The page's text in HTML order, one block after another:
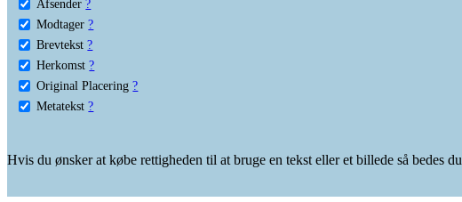
Afsender ?
Modtager ?
Brevtekst ?
Herkomst ?
Original Placering ?
Metatekst ?
Hvis du ønsker at købe rettigheden til at bruge en tekst eller et billede så bedes du